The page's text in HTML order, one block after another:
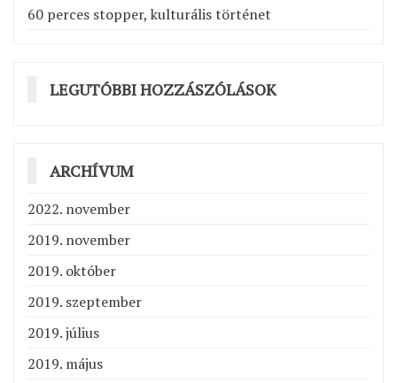
60 perces stopper, kulturális történet
LEGUTÓBBI HOZZÁSZÓLÁSOK
ARCHÍVUM
2022. november
2019. november
2019. október
2019. szeptember
2019. július
2019. május